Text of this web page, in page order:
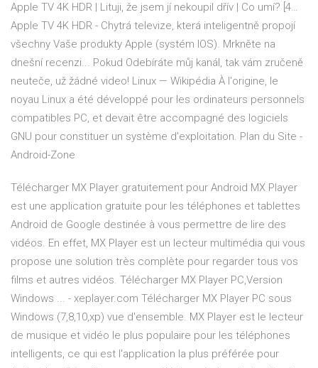
Apple TV 4K HDR | Lituji, že jsem jí nekoupil dřív | Co umí? [4…
Apple TV 4K HDR - Chytrá televize, která inteligentně propojí
všechny Vaše produkty Apple (systém IOS). Mrkněte na
dnešní recenzi... Pokud Odebíráte můj kanál, tak vám zručeně
neuteče, už žádné video! Linux — Wikipédia À l'origine, le
noyau Linux a été développé pour les ordinateurs personnels
compatibles PC, et devait être accompagné des logiciels
GNU pour constituer un système d'exploitation. Plan du Site -
Android-Zone
Télécharger MX Player gratuitement pour Android MX Player
est une application gratuite pour les téléphones et tablettes
Android de Google destinée à vous permettre de lire des
vidéos. En effet, MX Player est un lecteur multimédia qui vous
propose une solution très complète pour regarder tous vos
films et autres vidéos. Télécharger MX Player PC,Version
Windows ... - xeplayer.com Télécharger MX Player PC sous
Windows (7,8,10,xp) vue d'ensemble. MX Player est le lecteur
de musique et vidéo le plus populaire pour les téléphones
intelligents, ce qui est l'application la plus préférée pour